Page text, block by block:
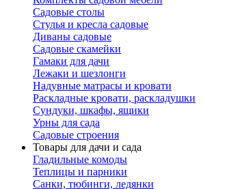
Садовые столы
Стулья и кресла садовые
Диваны садовые
Садовые скамейки
Гамаки для дачи
Лежаки и шезлонги
Надувные матрасы и кровати
Раскладные кровати, раскладушки
Сундуки, шкафы, ящики
Урны для сада
Садовые строения
Товары для дачи и сада
Гладильные комоды
Теплицы и парники
Санки, тюбинги, ледянки